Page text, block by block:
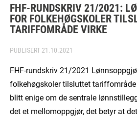
FHF-RUNDSKRIV 21/2021:
FOR FOLKEHØGSKOLER
TARIFFOMRÅDE VIRKE
PUBLISERT 21.10.2021
FHF-rundskriv 21/2021
folkehøgskoler tilsluttet tariffområde
blitt enige om de sentrale
det et mellomoppgjør, det betyr at